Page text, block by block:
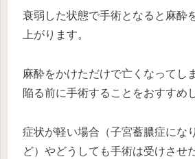
衰弱した状態で手術となると麻酔
上がります。
麻酔をかけただけで亡くなってし
陥る前に手術することをおすすめ
症状が軽い場合（子宮蓄膿症にな
ど）やどうしても手術は受けさせ